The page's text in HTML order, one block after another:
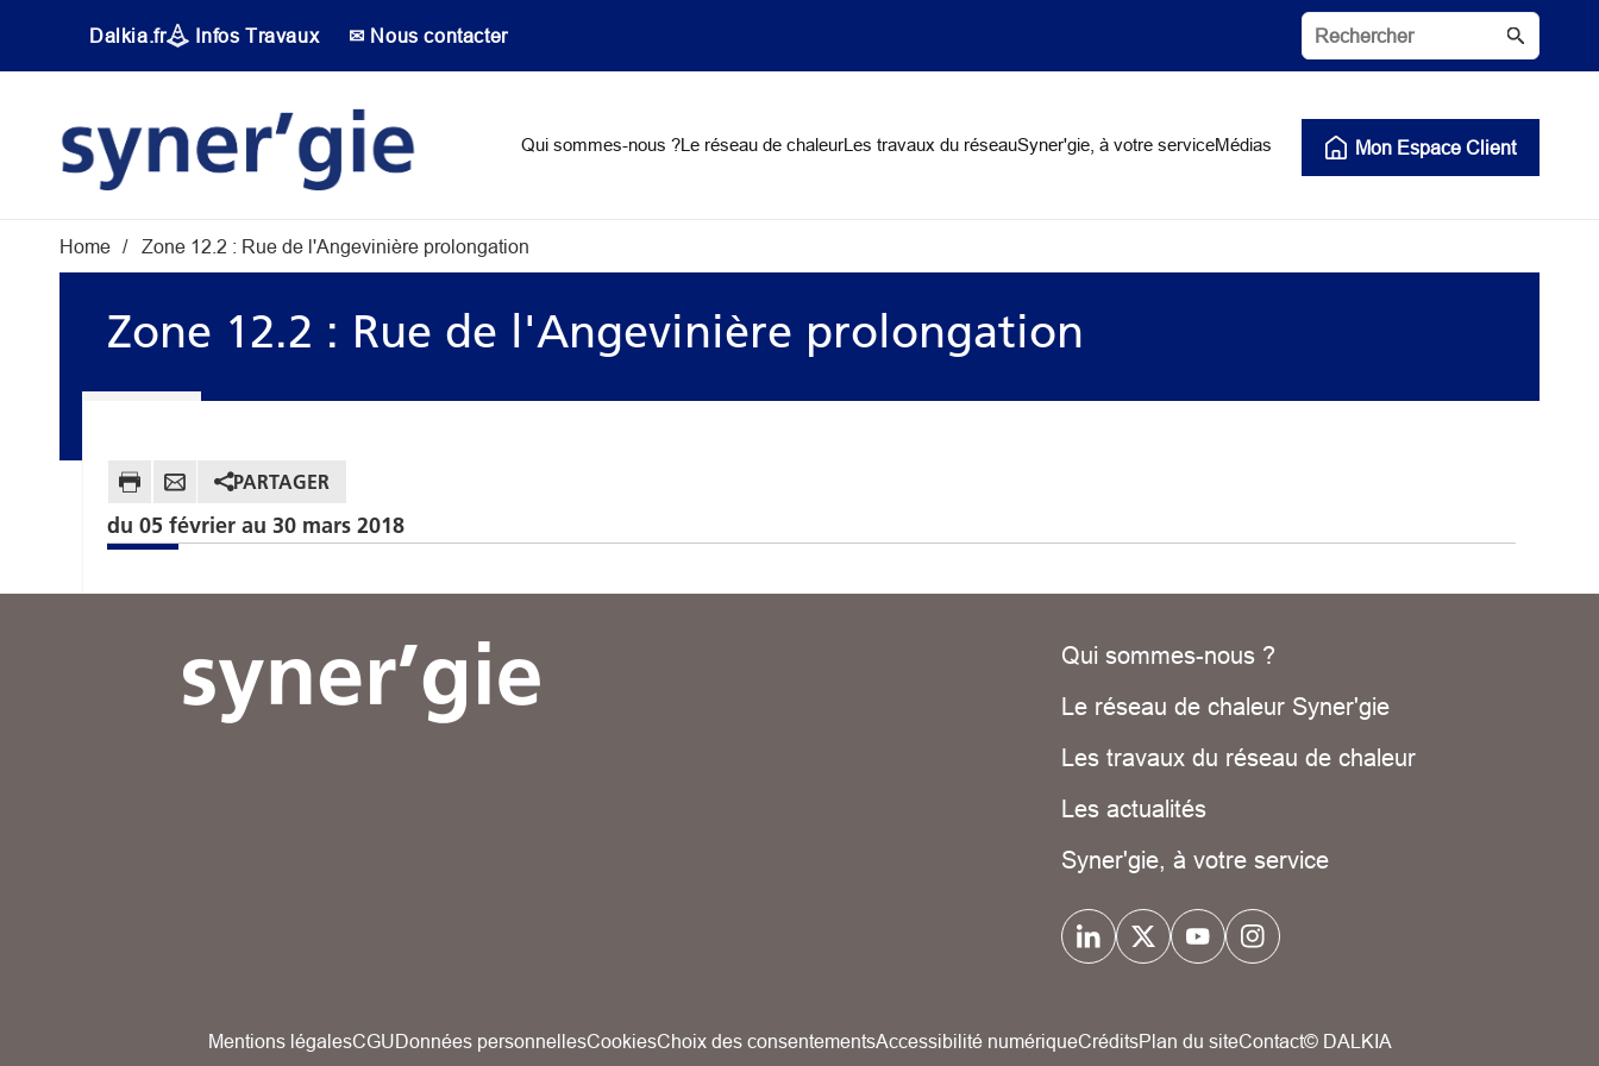
Dalkia.fr Infos Travaux ✉ Nous contacter
Qui sommes-nous ?Le réseau de chaleurLes travaux du réseauSyner'gie, à votre serviceMédias Mon Espace Client
Fil d'Ariane
Home Zone 12.2 : Rue de l'Angevinière prolongation
Zone 12.2 : Rue de l'Angevinière prolongation
PARTAGER
du 05 février au 30 mars 2018
Qui sommes-nous ?
Le réseau de chaleur Syner'gie
Les travaux du réseau de chaleur
Les actualités
Syner'gie, à votre service
Mentions légalesCGUDonnées personnellesCookiesChoix des consentementsAccessibilité numériqueCréditsPlan du siteContact© DALKIA